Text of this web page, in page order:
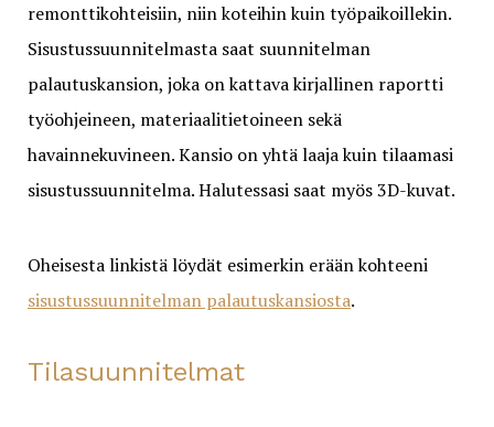
remonttikohteisiin, niin koteihin kuin työpaikoillekin.
Sisustussuunnitelmasta saat suunnitelman
palautuskansion, joka on kattava kirjallinen raportti
työohjeineen, materiaalitietoineen sekä
havainnekuvineen. Kansio on yhtä laaja kuin tilaamasi
sisustussuunnitelma. Halutessasi saat myös 3D-kuvat.
Oheisesta linkistä löydät esimerkin erään kohteeni
sisustussuunnitelman palautuskansiosta.
Tilasuunnitelmat